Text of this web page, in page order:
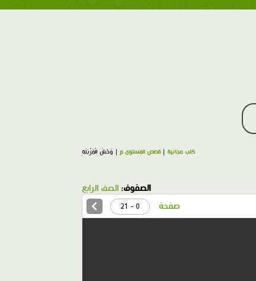
كتب مجانية |قصص المستوى م | وَحْشُ الْمَزْبَلَةِ
الصفوف: الصف الرابع
صفحة 0 - 21